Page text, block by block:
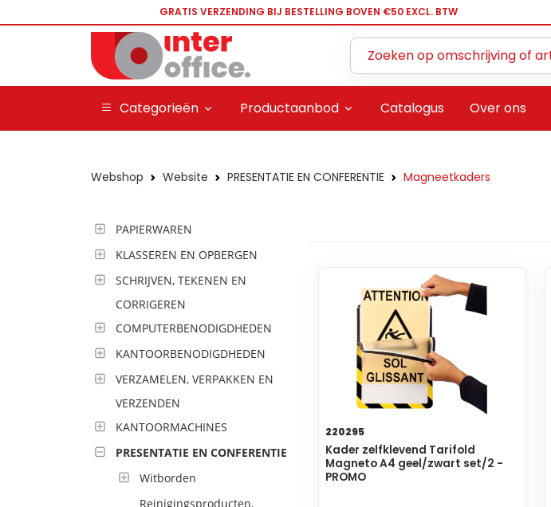
GRATIS VERZENDING BIJ BESTELLING BOVEN €50 EXCL. BTW
Categorieën Productaanbod Catalogus Over ons
Webshop Website PRESENTATIE EN CONFERENTIE Magneetkaders
PAPIERWAREN
KLASSEREN EN OPBERGEN
SCHRIJVEN, TEKENEN EN
CORRIGEREN
COMPUTERBENODIGDHEDEN
KANTOORBENODIGDHEDEN
VERZAMELEN, VERPAKKEN EN
VERZENDEN
KANTOORMACHINES
PRESENTATIE EN CONFERENTIE
Witborden
Reinigingsproducten,
220295
Kader zelfklevend Tarifold
Magneto A4 geel/zwart set/2 -
PROMO